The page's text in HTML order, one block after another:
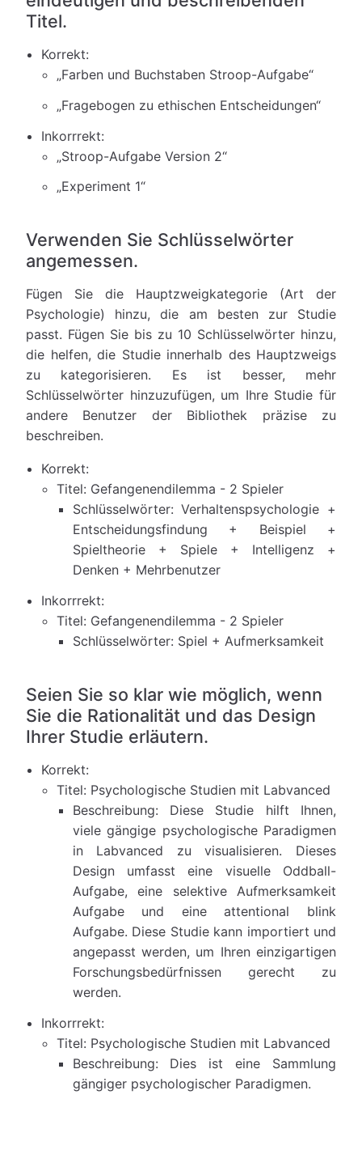
Titel.
Korrekt:
„Farben und Buchstaben Stroop-Aufgabe“
„Fragebogen zu ethischen Entscheidungen“
Inkorrrekt:
„Stroop-Aufgabe Version 2“
„Experiment 1“
Verwenden Sie Schlüsselwörter
angemessen.
Fügen Sie die Hauptzweigkategorie (Art der
Psychologie) hinzu, die am besten zur Studie
passt. Fügen Sie bis zu 10 Schlüsselwörter hinzu,
die helfen, die Studie innerhalb des Hauptzweigs
zu kategorisieren. Es ist besser, mehr
Schlüsselwörter hinzuzufügen, um Ihre Studie für
andere Benutzer der Bibliothek präzise zu
beschreiben.
Korrekt:
Titel: Gefangenendilemma - 2 Spieler
Schlüsselwörter: Verhaltenspsychologie +
Entscheidungsfindung + Beispiel +
Spieltheorie + Spiele + Intelligenz +
Denken + Mehrbenutzer
Inkorrrekt:
Titel: Gefangenendilemma - 2 Spieler
Schlüsselwörter: Spiel + Aufmerksamkeit
Seien Sie so klar wie möglich, wenn
Sie die Rationalität und das Design
Ihrer Studie erläutern.
Korrekt:
Titel: Psychologische Studien mit Labvanced
Beschreibung: Diese Studie hilft Ihnen,
viele gängige psychologische Paradigmen
in Labvanced zu visualisieren. Dieses
Design umfasst eine visuelle Oddball-
Aufgabe, eine selektive Aufmerksamkeit
Aufgabe und eine attentional blink
Aufgabe. Diese Studie kann importiert und
angepasst werden, um Ihren einzigartigen
Forschungsbedürfnissen gerecht zu
werden.
Inkorrrekt:
Titel: Psychologische Studien mit Labvanced
Beschreibung: Dies ist eine Sammlung
gängiger psychologischer Paradigmen.